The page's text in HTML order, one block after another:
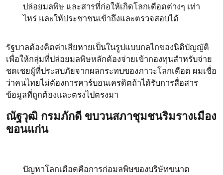
ปล่อยมลพิษ และสารที่ก่อให้เกิดโลกเดือดต่างๆ เท่า
ไหร่ และให้ประชาชนเข้าถึงและตรวจสอบได้
รัฐบาลต้องคิดค่าเสียหายเป็นในรูปแบบกลไกของนิติบัญญัติ
เพื่อให้กลุ่มที่ปล่อยมลพิษหลักต้องจ่ายเข้ากองทุนสำหรับจ่าย
ชดเชยผู้ที่ประสบภัยจากผลกระทบของภาวะโลกเดือด ผมเชื่อ
ว่าคนไทยไม่ต้องการคาร์บอนเครดิตถ้าได้รับการสื่อสาร
ข้อมูลที่ถูกต้องและตรงไปตรงมา
ณัฐวุฒิ กรมภักดี ขบวนสภาชุมชนริมรางเมือง
ขอนแก่น
ปัญหาโลกเดือดคือการก่อมลพิษของบริษัทขนาด